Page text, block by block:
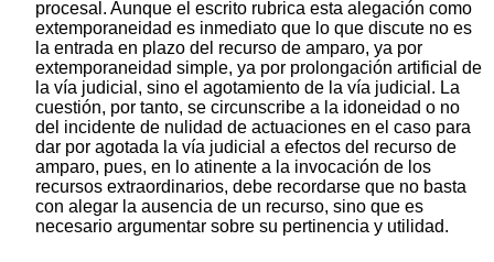
procesal. Aunque el escrito rubrica esta alegación como
extemporaneidad es inmediato que lo que discute no es
la entrada en plazo del recurso de amparo, ya por
extemporaneidad simple, ya por prolongación artificial de
la vía judicial, sino el agotamiento de la vía judicial. La
cuestión, por tanto, se circunscribe a la idoneidad o no
del incidente de nulidad de actuaciones en el caso para
dar por agotada la vía judicial a efectos del recurso de
amparo, pues, en lo atinente a la invocación de los
recursos extraordinarios, debe recordarse que no basta
con alegar la ausencia de un recurso, sino que es
necesario argumentar sobre su pertinencia y utilidad.